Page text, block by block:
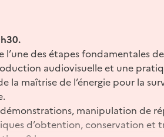
l’une des étapes fondamentales
audiovisuelle et une
la maîtrise de l’énergie pour la
démonstrations, manipulation de
d’obtention, conservation et